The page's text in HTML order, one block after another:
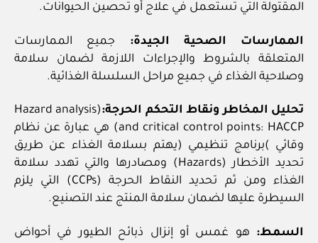
المقتولة التي تستعمل في علاج أو تحصين الحيوانات.
الممارسات الصحية الجيدة: جميع الممارسات
المتعلقة بالشروط والإجراءات اللازمة لضمان سلامة
وصلاحية الغذاء في جميع مراحل السلسلة الغذائية.
تحليل المخاطر ونقاط التحكم الحرجة: (Hazard analysis
and critical control points: HACCP) هي عبارة عن نظام
وقائي )برنامج تنظيمي (يهتم بسلامة الغذاء عن طريق
تحديد الأخطار (Hazards) ومصادرها والتي تهدد سلامة
الغذاء ومن ثم تحديد النقاط الحرجة (CCPs) التي يلزم
السيطرة عليها لضمان سلامة المنتج عند التصنيع.
السمط: هو غمس أو إنزال ذبائح الطيور في أحواض